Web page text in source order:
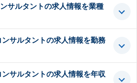
サルタントの求人情報を業種
サルタントの求人情報を勤務
サルタントの求人情報を年収